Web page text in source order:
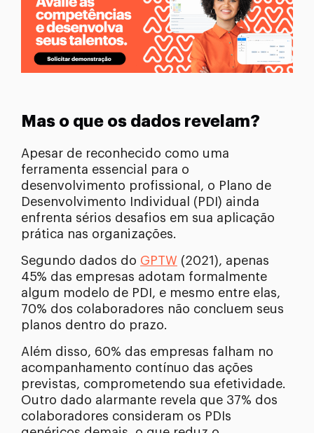
Mas o que os dados revelam?
Apesar de reconhecido como uma
ferramenta essencial para o
desenvolvimento profissional, o Plano de
Desenvolvimento Individual (PDI) ainda
enfrenta sérios desafios em sua aplicação
prática nas organizações.
Segundo dados do GPTW (2021), apenas
45% das empresas adotam formalmente
algum modelo de PDI, e mesmo entre elas,
70% dos colaboradores não concluem seus
planos dentro do prazo.
Além disso, 60% das empresas falham no
acompanhamento contínuo das ações
previstas, comprometendo sua efetividade.
Outro dado alarmante revela que 37% dos
colaboradores consideram os PDIs